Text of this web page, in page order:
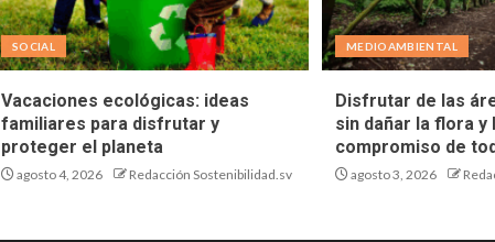
SOCIAL
Vacaciones ecológicas: ideas
familiares para disfrutar y
proteger el planeta
agosto 4, 2026 Redacción Sostenibilidad.sv
MEDIOAMBIENTAL
Disfrutar de las
sin dañar la flora y
compromiso de
agosto 3, 2026